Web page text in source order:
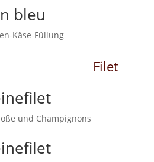
bleu
Käse-Füllung
Filet
und Champignons